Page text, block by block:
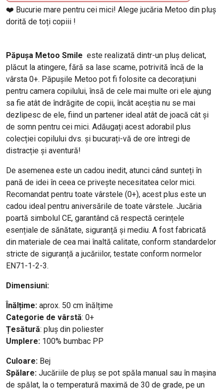
❤️ Bucurie mare pentru cei mici! Alege jucăria Metoo din pluș
dorită de toți copiii !
Păpușa Metoo Smile este realizată dintr-un pluș delicat,
plăcut la atingere, fără sa lase scame, potrivită încă de la
vârsta 0+. Păpușile Metoo pot fi folosite ca decorațiuni
pentru camera copilului, însă de cele mai multe ori ele ajung
sa fie atât de îndrăgite de copii, încât aceștia nu se mai
dezlipesc de ele, fiind un partener ideal atât de joacă cât și
de somn pentru cei mici. Adăugați acest adorabil plus
colecției copilului dvs. și bucurați-vă de ore întregi de
distracție și aventură!
De asemenea este un cadou inedit, atunci când sunteți în
pană de idei în ceea ce privește necesitatea celor mici.
Recomandat pentru toate vârstele (0+), acest plus este un
cadou ideal pentru aniversările de toate vârstele. Jucăria
poartă simbolul CE, garantând că respectă cerințele
esențiale de sănătate, siguranță și mediu. A fost fabricată
din materiale de cea mai înaltă calitate, conform standardelor
stricte de siguranță a jucăriilor, testate conform normelor
EN71-1-2-3.
Dimensiuni:
Înălțime: aprox. 50 cm înălțime
Categorie de vârstă: 0+
Țesătură: pluș din poliester
Umplere: 100% bumbac PP
Culoare: Bej
Spălare: Jucăriile de pluș se pot spăla manual sau în mașina
de spălat, la o temperatură maximă de 30 de grade, pe un